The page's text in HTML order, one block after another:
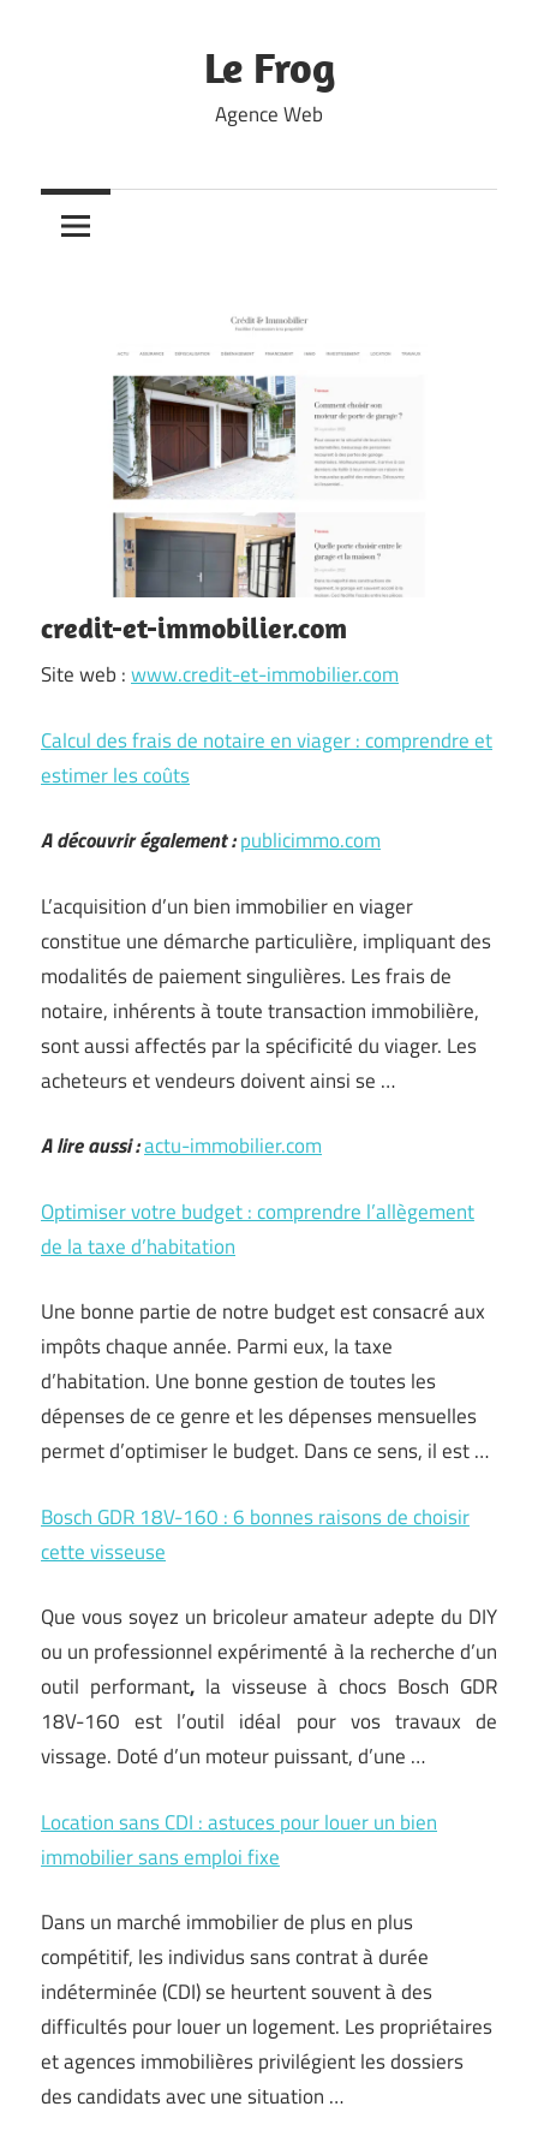
Le Frog
Agence Web
credit-et-immobilier.com
Site web :www.credit-et-immobilier.com
Calcul des frais de notaire en viager : comprendre et
estimer les coûts
A découvrir également :publicimmo.com
L’acquisition d’un bien immobilier en viager
constitue une démarche particulière, impliquant des
modalités de paiement singulières. Les frais de
notaire, inhérents à toute transaction immobilière,
sont aussi affectés par la spécificité du viager. Les
acheteurs et vendeurs doivent ainsi se …
A lire aussi :actu-immobilier.com
Optimiser votre budget : comprendre l’allègement
de la taxe d’habitation
Une bonne partie de notre budget est consacré aux
impôts chaque année. Parmi eux, la taxe
d’habitation. Une bonne gestion de toutes les
dépenses de ce genre et les dépenses mensuelles
permet d’optimiser le budget. Dans ce sens, il est …
Bosch GDR 18V-160 : 6 bonnes raisons de choisir
cette visseuse
Que vous soyez un bricoleur amateur adepte du DIY
ou un professionnel expérimenté à la recherche d’un
outil performant, la visseuse à chocs Bosch GDR
18V-160 est l’outil idéal pour vos travaux de
vissage. Doté d’un moteur puissant, d’une …
Location sans CDI : astuces pour louer un bien
immobilier sans emploi fixe
Dans un marché immobilier de plus en plus
compétitif, les individus sans contrat à durée
indéterminée (CDI) se heurtent souvent à des
difficultés pour louer un logement. Les propriétaires
et agences immobilières privilégient les dossiers
des candidats avec une situation …